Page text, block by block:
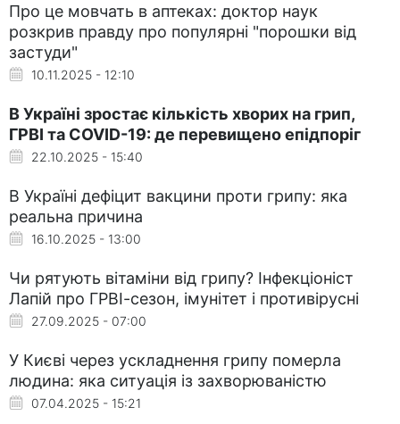
Про це мовчать в аптеках: доктор наук
розкрив правду про популярні "порошки від
застуди"
10.11.2025 - 12:10
В Україні зростає кількість хворих на грип,
ГРВІ та COVID-19: де перевищено епідпоріг
22.10.2025 - 15:40
В Україні дефіцит вакцини проти грипу: яка
реальна причина
16.10.2025 - 13:00
Чи рятують вітаміни від грипу? Інфекціоніст
Лапій про ГРВІ-сезон, імунітет і противірусні
27.09.2025 - 07:00
У Києві через ускладнення грипу померла
людина: яка ситуація із захворюваністю
07.04.2025 - 15:21